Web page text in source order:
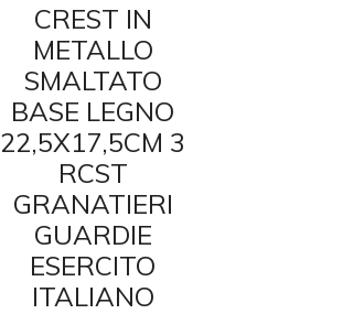
CREST IN
METALLO
SMALTATO
BASE LEGNO
22,5X17,5CM 3
RCST
GRANATIERI
GUARDIE
ESERCITO
ITALIANO